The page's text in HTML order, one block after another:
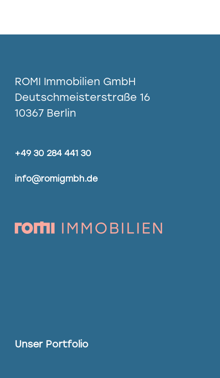
ROMI Immobilien GmbH
Deutschmeisterstraße 16
10367 Berlin
+49 30 284 441 30
info@romigmbh.de
Unser Portfolio